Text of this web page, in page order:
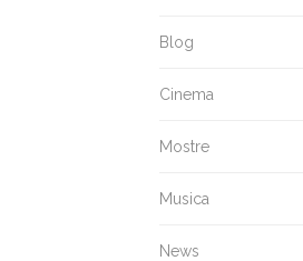
Blog
Cinema
Mostre
Musica
News